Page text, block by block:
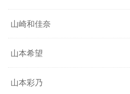
山崎和佳奈
山本希望
山本彩乃